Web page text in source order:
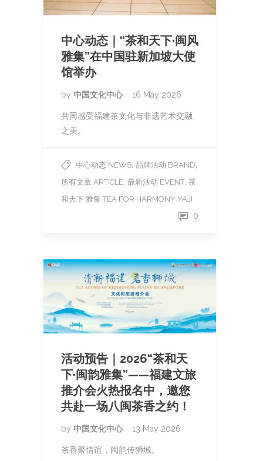
中心动态｜“茶和天下·闽风
雅集”在中国驻新加坡大使
馆举办
by 中国文化中心 16 May 2026
共同感受福建茶文化与非遗艺术交融
之美。
中心动态 NEWS, 品牌活动 BRAND,
所有文章 ARTICLE, 最新活动 EVENT, 茶
和天下·雅集 TEA FOR HARMONY YAJI
0
活动预告｜2026“茶和天
下·闽韵雅集”——福建文旅
推介会火热报名中，邀您
共赴一场八闽茶香之约！
by 中国文化中心 13 May 2026
茶香聚情谊，闽韵传狮城。